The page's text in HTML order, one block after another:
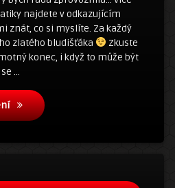
najdete v odkazujícím
znát, co si myslíte. Za každý
zlatého bludišťáka
Zkuste
konec, i když to může být
…
Fanfiction archív